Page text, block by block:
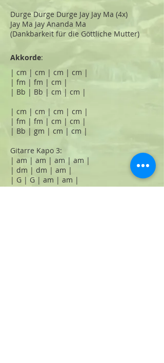
Durge Durge Durge Jay Jay Ma (4x)
Jay Ma Jay Ananda Ma
(Dankbarkeit für die Göttliche Mutter)
Akkorde:
| cm | cm | cm | cm |
| fm | fm | cm |
| Bb | Bb | cm | cm |
| cm | cm | cm | cm |
| fm | fm | cm | cm |
| Bb | gm | cm | cm |
Gitarre Kapo 3:
| am | am | am | am |
| dm | dm | am |
| G | G | am | am |